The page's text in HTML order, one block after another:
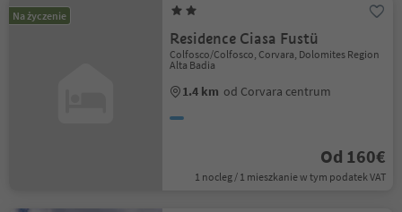
Na życzenie
Residence Ciasa Fustü
Colfosco/Colfosco, Corvara, Dolomites Region
Alta Badia
1.4 km od Corvara centrum
Od 160€
1 nocleg / 1 mieszkanie w tym podatek VAT